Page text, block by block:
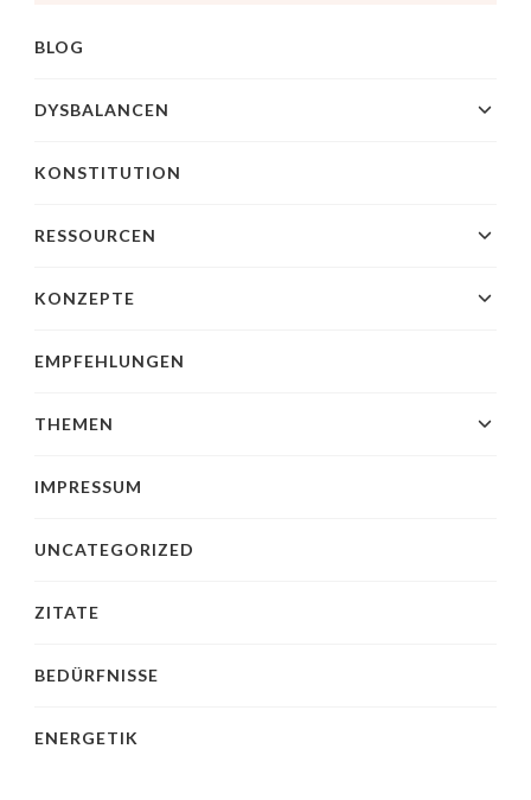
BLOG
DYSBALANCEN
KONSTITUTION
RESSOURCEN
KONZEPTE
EMPFEHLUNGEN
THEMEN
IMPRESSUM
UNCATEGORIZED
ZITATE
BEDÜRFNISSE
ENERGETIK